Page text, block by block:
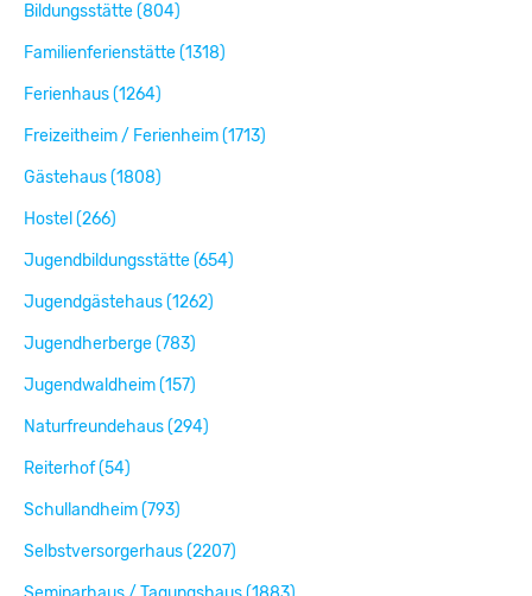
Bildungsstätte (804)
Familienferienstätte (1318)
Ferienhaus (1264)
Freizeitheim / Ferienheim (1713)
Gästehaus (1808)
Hostel (266)
Jugendbildungsstätte (654)
Jugendgästehaus (1262)
Jugendherberge (783)
Jugendwaldheim (157)
Naturfreundehaus (294)
Reiterhof (54)
Schullandheim (793)
Selbstversorgerhaus (2207)